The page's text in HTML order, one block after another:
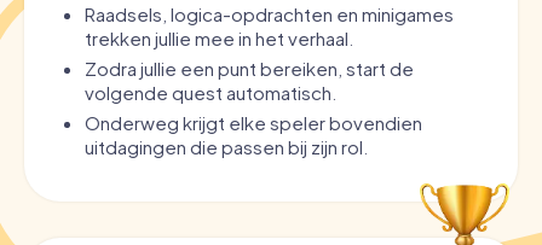
Raadsels, logica-opdrachten en minigames
trekken jullie mee in het verhaal.
Zodra jullie een punt bereiken, start de
volgende quest automatisch.
Onderweg krijgt elke speler bovendien
uitdagingen die passen bij zijn rol.